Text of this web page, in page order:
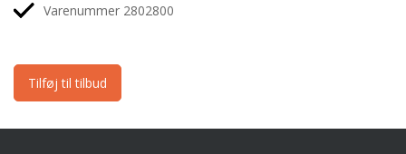
Varenummer 2802800
Tilføj til tilbud